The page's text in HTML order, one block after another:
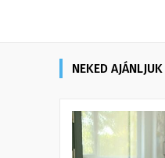
NEKED AJÁNLJUK